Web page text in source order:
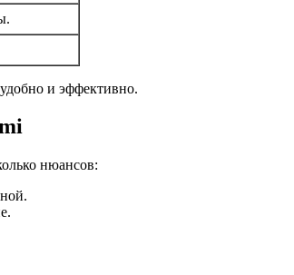
и эффективно.
нюансов: